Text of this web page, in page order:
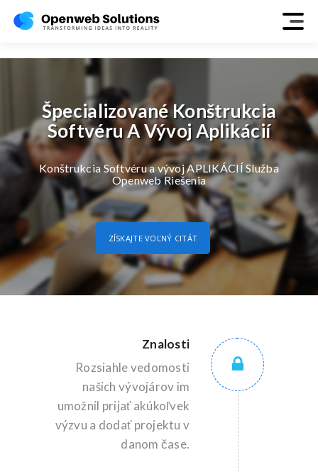
Špecializované Konštrukcia
Softvéru A Vývoj Aplikácií
Konštrukcia Softvéru a vývoj APLIKÁCIÍ Služba
Openweb Riešenia
ZÍSKAJTE VOĽNÝ CITÁT
Znalosti
Rozsiahle vedomosti
našich vývojárov im
umožnil prijať akúkoľvek
výzvu a dodať projektu v
danom čase.